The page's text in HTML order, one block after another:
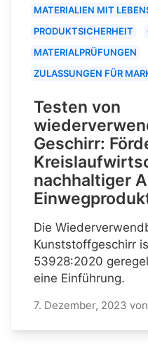
MATERIALIEN MIT
PRODUKTSICHERHEIT
MATERIALPRÜFUNGEN
ZULASSUNGEN FÜR
Testen von
Geschirr:
nachhaltiger
Die
Kunststoffgeschirr
53928:2020
eine Einführung.
7. Dezember, 2023 von